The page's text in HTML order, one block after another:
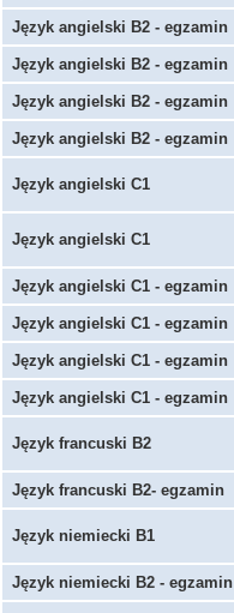
Język angielski B2 - egzamin
Język angielski B2 - egzamin
Język angielski B2 - egzamin
Język angielski B2 - egzamin
Język angielski C1
Język angielski C1
Język angielski C1 - egzamin
Język angielski C1 - egzamin
Język angielski C1 - egzamin
Język angielski C1 - egzamin
Język francuski B2
Język francuski B2- egzamin
Język niemiecki B1
Język niemiecki B2 - egzamin